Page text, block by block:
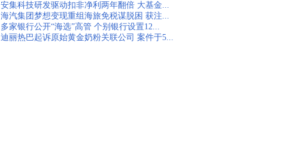
安集科技研发驱动扣非净利两年翻倍 大基金...
海汽集团梦想变现重组海旅免税谋脱困 获注...
多家银行公开“海选”高管 个别银行设置12...
迪丽热巴起诉原始黄金奶粉关联公司 案件于5...